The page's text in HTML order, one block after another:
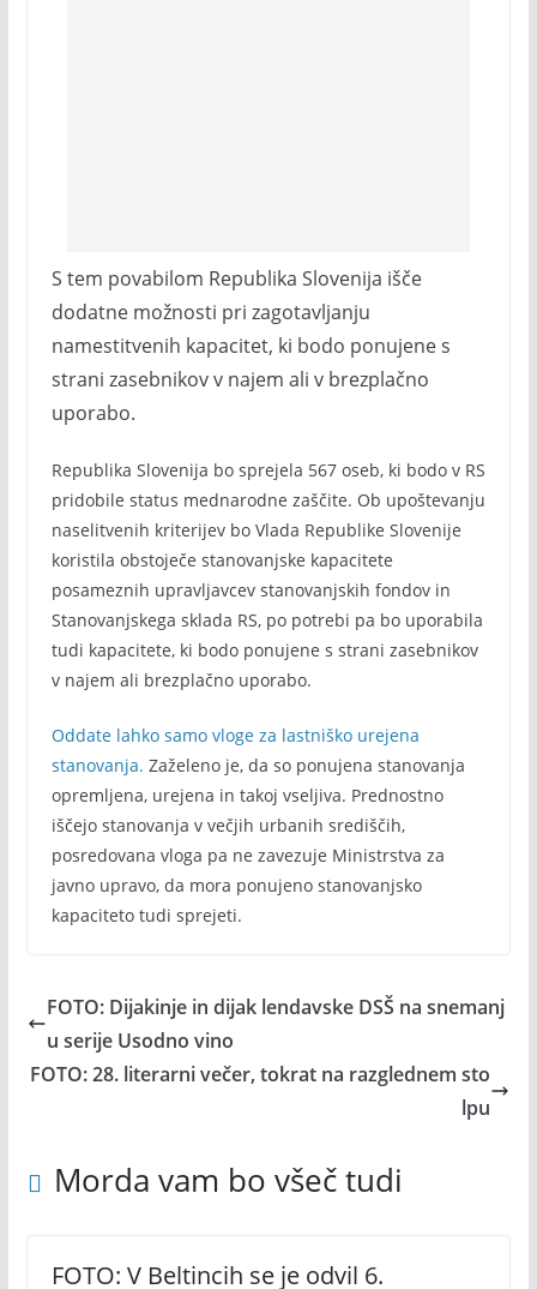
S tem povabilom Republika Slovenija išče
dodatne možnosti pri zagotavljanju
namestitvenih kapacitet, ki bodo ponujene s
strani zasebnikov v najem ali v brezplačno
uporabo.
Republika Slovenija bo sprejela 567 oseb, ki bodo v RS
pridobile status mednarodne zaščite. Ob upoštevanju
naselitvenih kriterijev bo Vlada Republike Slovenije
koristila obstoječe stanovanjske kapacitete
posameznih upravljavcev stanovanjskih fondov in
Stanovanjskega sklada RS, po potrebi pa bo uporabila
tudi kapacitete, ki bodo ponujene s strani zasebnikov
v najem ali brezplačno uporabo.
Oddate lahko samo vloge za lastniško urejena
stanovanja. Zaželeno je, da so ponujena stanovanja
opremljena, urejena in takoj vseljiva. Prednostno
iščejo stanovanja v večjih urbanih središčih,
posredovana vloga pa ne zavezuje Ministrstva za
javno upravo, da mora ponujeno stanovanjsko
kapaciteto tudi sprejeti.
FOTO: Dijakinje in dijak lendavske DSŠ na snemanj
u serije Usodno vino
FOTO: 28. literarni večer, tokrat na razglednem sto
lpu
Morda vam bo všeč tudi
FOTO: V Beltincih se je odvil 6.